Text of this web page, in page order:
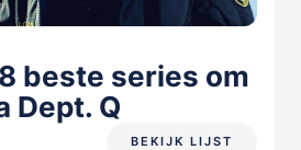
beste series om
Dept. Q
BEKIJK LIJST